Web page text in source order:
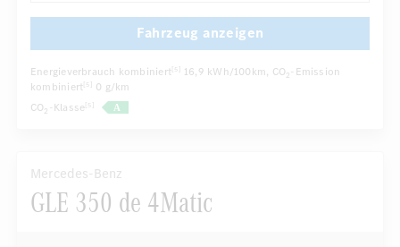
Fahrzeug anzeigen
Energieverbrauch kombiniert [5] 16,9 kWh/100km, CO2-Emission
kombiniert [5]
0 g/km
CO2 -Klasse [5]
Mercedes-Benz
GLE 350 de 4Matic